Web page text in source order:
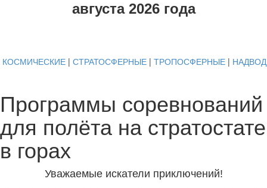
августа 2026 года
КОСМИЧЕСКИЕ | СТРАТОСФЕРНЫЕ | ТРОПОСФЕРНЫЕ |
Программы соревнований
для полёта на стратостате
в горах
Уважаемые искатели приключений!